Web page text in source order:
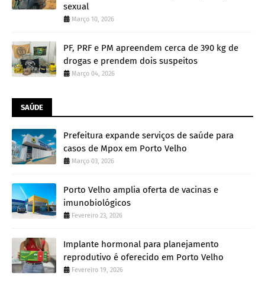
sexual
Março 10, 2026
PF, PRF e PM apreendem cerca de 390 kg de
drogas e prendem dois suspeitos
Março 04, 2026
SAÚDE
Prefeitura expande serviços de saúde para
casos de Mpox em Porto Velho
Março 03, 2026
Porto Velho amplia oferta de vacinas e
imunobiológicos
Fevereiro 23, 2026
Implante hormonal para planejamento
reprodutivo é oferecido em Porto Velho
Fevereiro 19, 2026